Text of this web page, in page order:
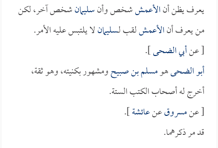
يعرف يظن أنالأعمششخص وأنسليمانشخص آخر، لكن
من يعرف أنالأعمشلقب لـسليمانلا يلتبس عليه الأمر.
[ عنأبي الضحى].
أبو الضحىهومسلم بن صبيحومشهور بكنيته، وهو ثقة،
أخرج له أصحاب الكتب الستة.
[ عنمسروقعنعائشة].
قد مر ذكرهما.